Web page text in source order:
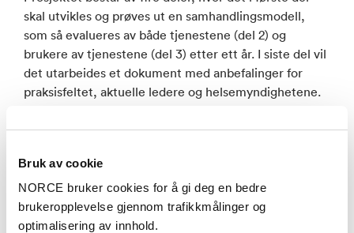
Bruk av cookie
NORCE bruker cookies for å gi deg en bedre
brukeropplevelse gjennom trafikkmålinger og
optimalisering av innhold.
skal utvikles og prøves ut en samhandlingsmodell,
som så evalueres av både tjenestene (del 2) og
brukere av tjenestene (del 3) etter ett år. I siste del vil
det utarbeides et dokument med anbefalinger for
praksisfeltet, aktuelle ledere og helsemyndighetene.
Prosjektgruppen består av forskere fra ulike
RKBU Vest (NORCE),
RKBU Nord (UiT),